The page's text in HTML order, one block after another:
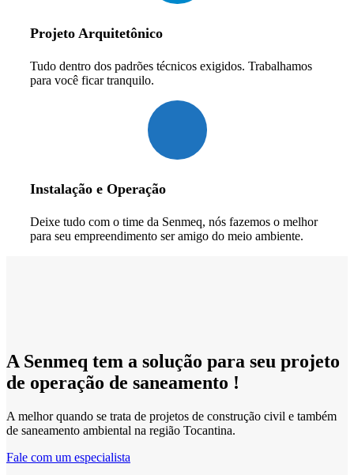
Projeto Arquitetônico
Tudo dentro dos padrões técnicos exigidos. Trabalhamos
para você ficar tranquilo.
Instalação e Operação
Deixe tudo com o time da Senmeq, nós fazemos o melhor
para seu empreendimento ser amigo do meio ambiente.
A Senmeq tem a solução para seu projeto
de operação de saneamento !
A melhor quando se trata de projetos de construção civil e também
de saneamento ambiental na região Tocantina.
Fale com um especialista